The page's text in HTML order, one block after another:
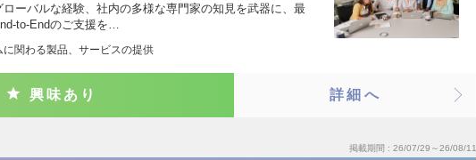
ーバルな経験、社内の多様な専門家の知見を武器に、最
to-Endのご支援を…
に関わる製品、サービスの提供
興味あり 詳細へ
掲載期間 26/07/29～26/08/11